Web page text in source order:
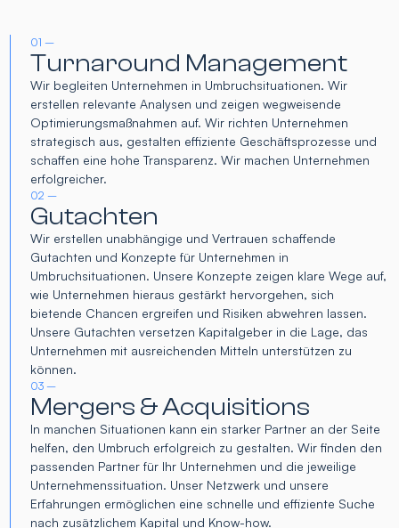
01 –
Turnaround Management
Wir begleiten Unternehmen in Umbruchsituationen. Wir
erstellen relevante Analysen und zeigen wegweisende
Optimierungsmaßnahmen auf. Wir richten Unternehmen
strategisch aus, gestalten effiziente Geschäftsprozesse und
schaffen eine hohe Transparenz. Wir machen Unternehmen
erfolgreicher.
02 –
Gutachten
Wir erstellen unabhängige und Vertrauen schaffende
Gutachten und Konzepte für Unternehmen in
Umbruchsituationen. Unsere Konzepte zeigen klare Wege auf,
wie Unternehmen hieraus gestärkt hervorgehen, sich
bietende Chancen ergreifen und Risiken abwehren lassen.
Unsere Gutachten versetzen Kapitalgeber in die Lage, das
Unternehmen mit ausreichenden Mitteln unterstützen zu
können.
03 –
Mergers & Acquisitions
In manchen Situationen kann ein starker Partner an der Seite
helfen, den Umbruch erfolgreich zu gestalten. Wir finden den
passenden Partner für Ihr Unternehmen und die jeweilige
Unternehmenssituation. Unser Netzwerk und unsere
Erfahrungen ermöglichen eine schnelle und effiziente Suche
nach zusätzlichem Kapital und Know-how.